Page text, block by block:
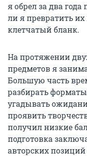
я обрел за два
ли я превратить их
клетчатый бланк.
На протяжении
предметов я
Большую часть
разбирать
угадывать
проявить
получил низкие
подготовка
авторских